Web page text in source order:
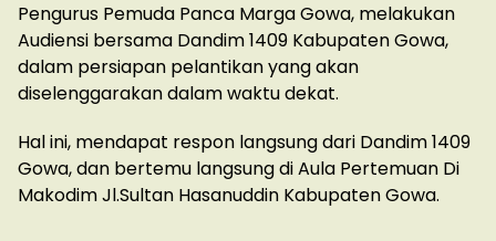
Pengurus Pemuda Panca Marga Gowa, melakukan
Audiensi bersama Dandim 1409 Kabupaten Gowa,
dalam persiapan pelantikan yang akan
diselenggarakan dalam waktu dekat.
Hal ini, mendapat respon langsung dari Dandim 1409
Gowa, dan bertemu langsung di Aula Pertemuan Di
Makodim Jl.Sultan Hasanuddin Kabupaten Gowa.